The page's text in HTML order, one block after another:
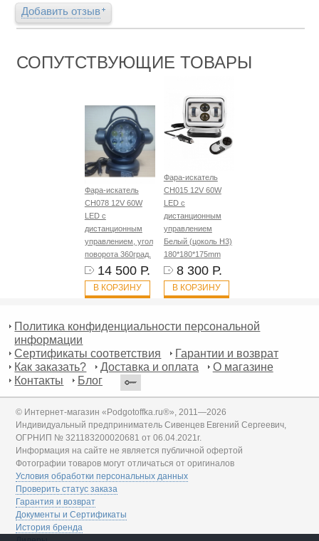
Добавить отзыв
СОПУТСТВУЮЩИЕ ТОВАРЫ
Фара-искатель
CH078 12V 60W
LED с
дистанционным
управлением, угол
поворота 360град.
14 500 Р.
В КОРЗИНУ
Фара-искатель
CH015 12V 60W
LED с
дистанционным
управлением
Белый (цоколь H3)
180*180*175mm
8 300 Р.
В КОРЗИНУ
Политика конфиденциальности персональной
информации
Сертификаты соответствия
Гарантии и возврат
Как заказать?
Доставка и оплата
О магазине
Контакты
Блог
© Интернет-магазин «Podgotoffka.ru®», 2011—2026
Индивидуальный предприниматель Сивенцев Евгений Сергеевич,
ОГРНИП № 321183200020681 от 06.04.2021г.
Информация на сайте не является публичной офертой
Фотографии товаров могут отличаться от оригиналов
Условия обработки персональных данных
Проверить статус заказа
Гарантия и возврат
Документы и Сертификаты
История бренда